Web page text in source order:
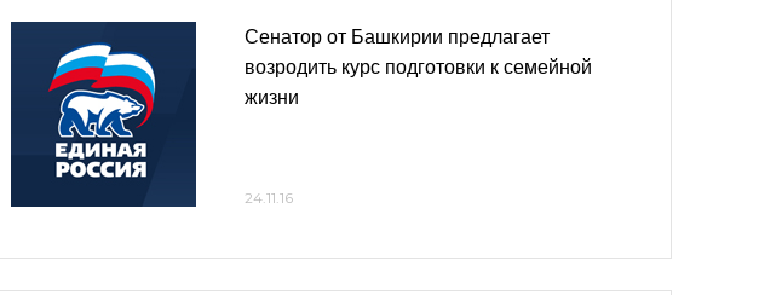
Сенатор от Башкирии предлагает
возродить курс подготовки к семейной
жизни
24.11.16